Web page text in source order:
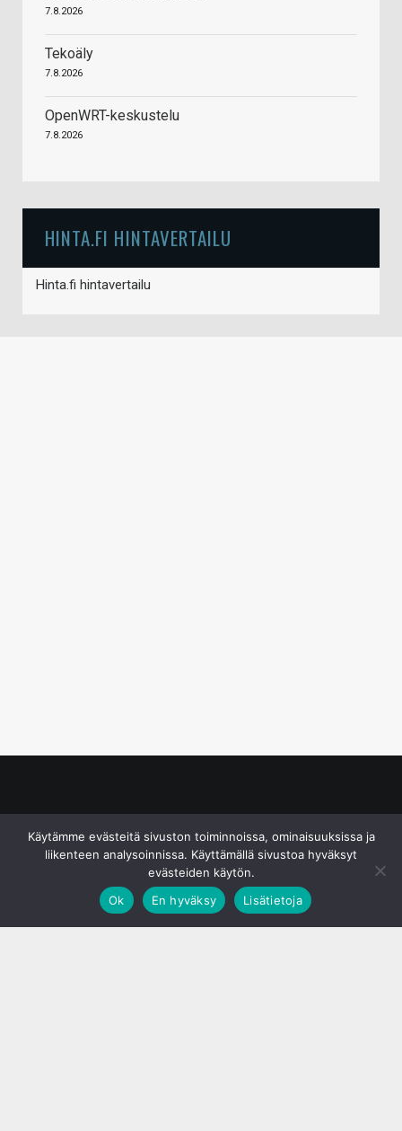
7.8.2026
Tekoäly
7.8.2026
OpenWRT-keskustelu
7.8.2026
HINTA.FI HINTAVERTAILU
Hinta.fi hintavertailu
Käytämme evästeitä sivuston toiminnoissa, ominaisuuksissa ja
liikenteen analysoinnissa. Käyttämällä sivustoa hyväksyt
evästeiden käytön.
Ok
En hyväksy Lisätietoja